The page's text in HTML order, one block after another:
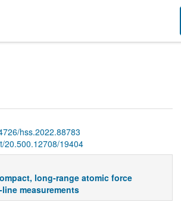
hss.2022.88783
20.500.12708/19404
long-range atomic force
measurements